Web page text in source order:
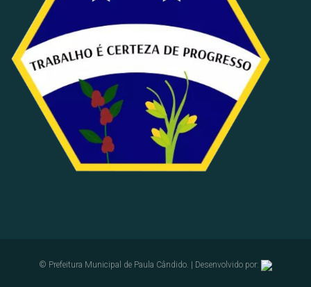
© Prefeitura Municipal de Paula Cândido. | Desenvolvido por: